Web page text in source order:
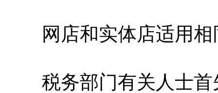
网店和实体店适用相
税务部门有关人士首